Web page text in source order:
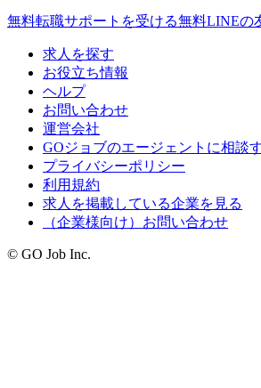
無料転職サポートを受ける無料LINEの
求人を探す
お役立ち情報
ヘルプ
お問い合わせ
運営会社
GOジョブのエージェントに相談
プライバシーポリシー
利用規約
求人を掲載している企業を見る
（企業様向け）お問い合わせ
© GO Job Inc.